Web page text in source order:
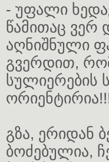
- უფალი
წამითაც ვერ
აღნიშნული
გვერდით,
სულიერების
გზა, ერიდან
ბოძებულია,